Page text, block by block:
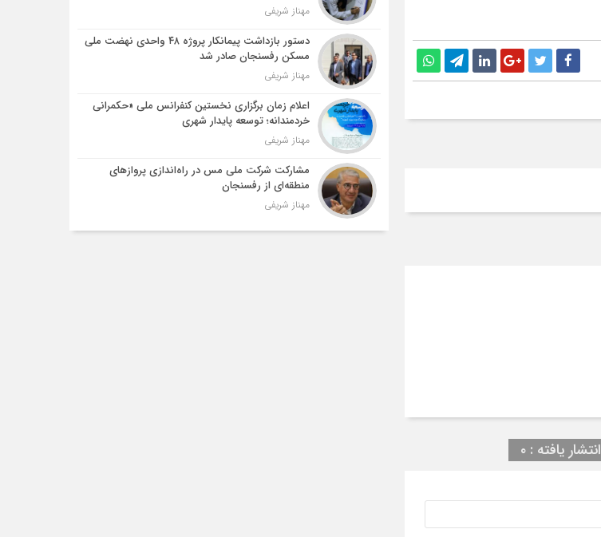
انتشار یافته : ۰
مهناز شریفی
دستور بازداشت پیمانکار پروژه ۴۸ واحدی نهضت ملی
مسکن رفسنجان صادر شد
مهناز شریفی
اعلام زمان برگزاری نخستین کنفرانس ملی «حکمرانی
خردمندانه؛ توسعه پایدار شهری
مهناز شریفی
مشارکت شرکت ملی مس در راه‌اندازی پروازهای
منطقه‌ای از رفسنجان
مهناز شریفی